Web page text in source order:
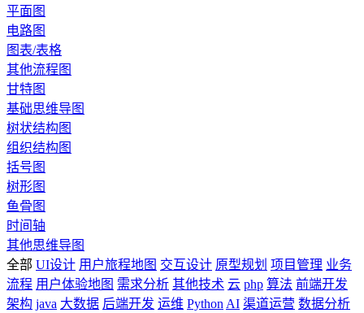
平面图
电路图
图表/表格
其他流程图
甘特图
基础思维导图
树状结构图
组织结构图
括号图
树形图
鱼骨图
时间轴
其他思维导图
全部 UI设计 用户旅程地图 交互设计 原型规划 项目管理 业务
流程 用户体验地图 需求分析 其他技术 云 php 算法 前端开发
架构 java 大数据 后端开发 运维 Python AI 渠道运营 数据分析